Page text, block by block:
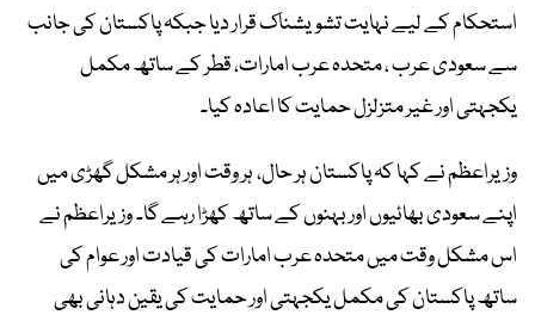
استحکام کے لیے نہایت تشویشناک قرار دیا جبکہ پاکستان کی جانب
سے سعودی عرب ، متحدہ عرب امارات، قطر کے ساتھ مکمل
یکجہتی اور غیر متزلزل حمایت کا اعادہ کیا۔
وزیراعظم نے کہا کہ پاکستان ہر حال، ہر وقت اور ہر مشکل گھڑی میں
اپنے سعودی بھائیوں اور بہنوں کے ساتھ کھڑا رہے گا۔ وزیراعظم نے
اس مشکل وقت میں متحدہ عرب امارات کی قیادت اور عوام کی
ساتھ پاکستان کی مکمل یکجہتی اور حمایت کی یقین دہانی بھی